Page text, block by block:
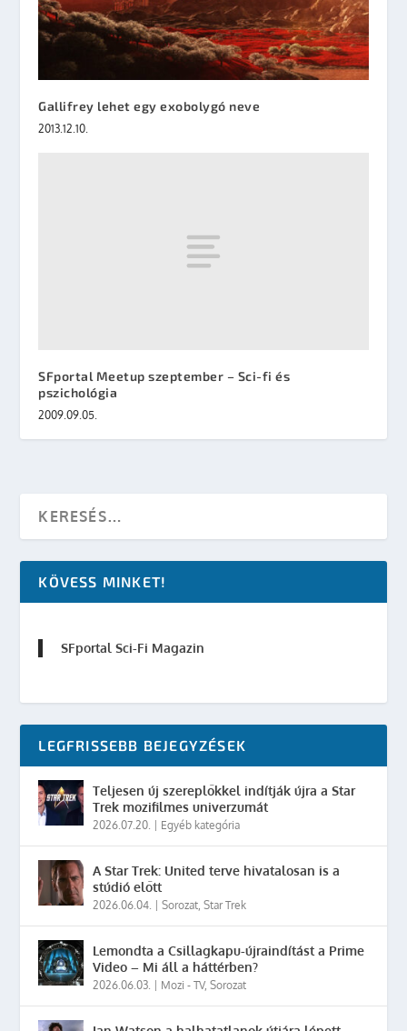
Gallifrey lehet egy exobolygó neve
2013.12.10.
SFportal Meetup szeptember – Sci-fi és
pszichológia
2009.09.05.
KÖVESS MINKET!
SFportal Sci-Fi Magazin
LEGFRISSEBB BEJEGYZÉSEK
Teljesen új szereplőkkel indítják újra a Star
Trek mozifilmes univerzumát
2026.07.20. Egyéb kategória
A Star Trek: United terve hivatalosan is a
stúdió előtt
2026.06.04. |Sorozat,Star Trek
Lemondta a Csillagkapu-újraindítást a Prime
Video – Mi áll a háttérben?
2026.06.03. Mozi - TV,Sorozat